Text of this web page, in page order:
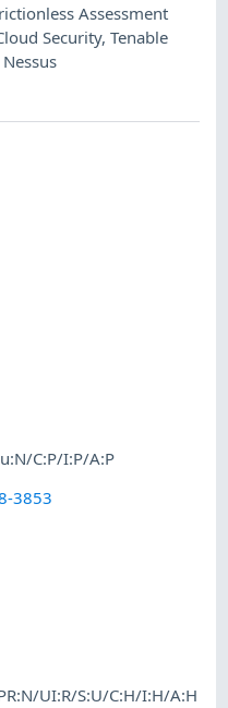
Assessment
Security,Tenable
Nessus
C:P/I:P/A:P
3853
UI:R/S:U/C:H/I:H/A:H